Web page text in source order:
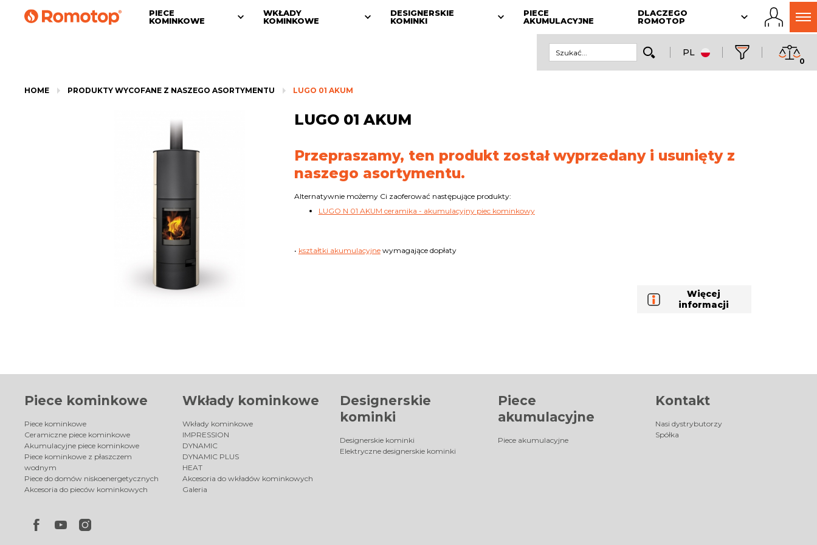
PIECE
KOMINKOWE
WKŁADY
KOMINKOWE
DESIGNERSKIE
KOMINKI
PIECE
AKUMULACYJNE
DLACZEGO
ROMOTOP
PL
0
HOME PRODUKTY WYCOFANE Z NASZEGO ASORTYMENTU LUGO 01 AKUM
LUGO 01 AKUM
Przepraszamy, ten produkt został wyprzedany i usunięty z
naszego asortymentu.
Alternatywnie możemy Ci zaoferować następujące produkty:
LUGO N 01 AKUM ceramika - akumulacyjny piec kominkowy
• kształtki akumulacyjnewymagające dopłaty
Więcej
informacji
Piece kominkowe
Piece kominkowe
Ceramiczne piece kominkowe
Akumulacyjne piece kominkowe
Piece kominkowe z płaszczem
wodnym
Piece do domów niskoenergetycznych
Akcesoria do pieców kominkowych
Wkłady kominkowe
Wkłady kominkowe
IMPRESSION
DYNAMIC
DYNAMIC PLUS
HEAT
Akcesoria do wkładów kominkowych
Galeria
Designerskie
kominki
Designerskie kominki
Elektryczne designerskie kominki
Piece
akumulacyjne
Piece akumulacyjne
Kontakt
Nasi dystrybutorzy
Spółka